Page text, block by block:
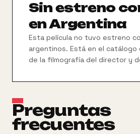
Sin estreno
en Argentina
Esta película no tuvo estreno
argentinos. Está en el catálogo
de la filmografía del director y
Preguntas
frecuentes